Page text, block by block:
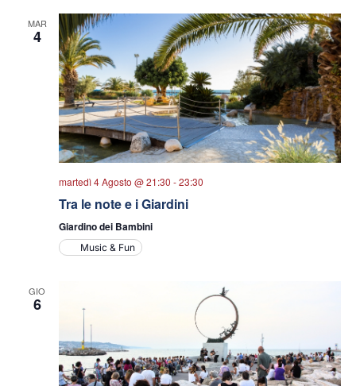
MAR
4
martedì 4 Agosto @ 21:30 -23:30
Tra le note e i Giardini
Giardino dei Bambini
Music & Fun
GIO
6